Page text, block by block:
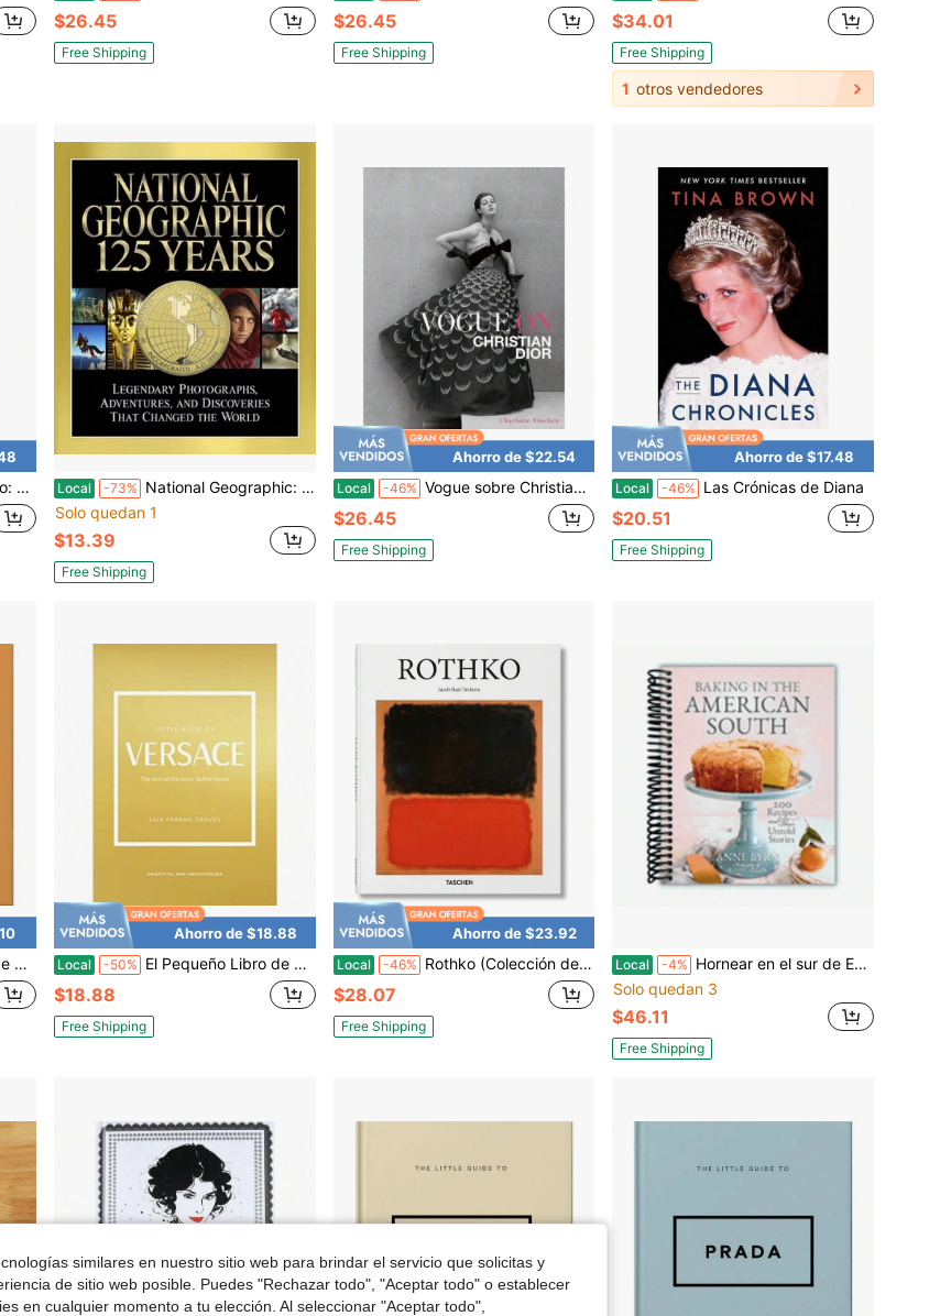
$26.45
Free Shipping
$26.45
Free Shipping
$34.01
Free Shipping
1 otros vendedores
Local -73% National Geographic: 125 Años: Fotografías, Aventuras y Descubrimientos Legendarios (Tapa dura) Por Mark Collins Jenkins
Solo quedan 1
$13.39
Free Shipping
Ahorro de $22.54
Local -46% Vogue sobre Christian Dior
$26.45
Free Shipping
Ahorro de $17.48
Local -46% Las Crónicas de Diana
$20.51
Free Shipping
Ahorro de $18.88
Local -50% El Pequeño Libro de Versace: La Historia de la Icónica Casa de Moda Pequeños Libros de Moda, 19
$18.88
Free Shipping
Ahorro de $23.92
Local -46% Rothko (Colección de Arte Básico 2.0)
$28.07
Free Shipping
Local -4% Hornear en el sur de Estados Unidos: 200 recetas y sus historias no contadas (Una guía definitiva sobre la repostería sureña) (Encuadernación espiral)
Solo quedan 3
$46.11
Free Shipping
similares en nuestro sitio web para brindar el servicio que solicitas y
de sitio web posible. Puedes "Rechazar todo", "Aceptar todo" o establecer
en cualquier momento a tu elección. Al seleccionar "Aceptar todo",